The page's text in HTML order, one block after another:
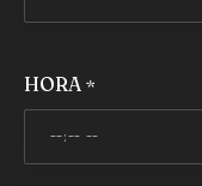
HORA *